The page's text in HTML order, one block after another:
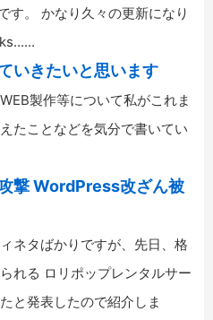
。 かなり久々の更新になり
いきたいと思います
製作等について私がこれま
たことなどを気分で書いてい
撃 WordPress改ざん被
ネタばかりですが、先日、格
れる ロリポップレンタルサー
と発表したので紹介しま